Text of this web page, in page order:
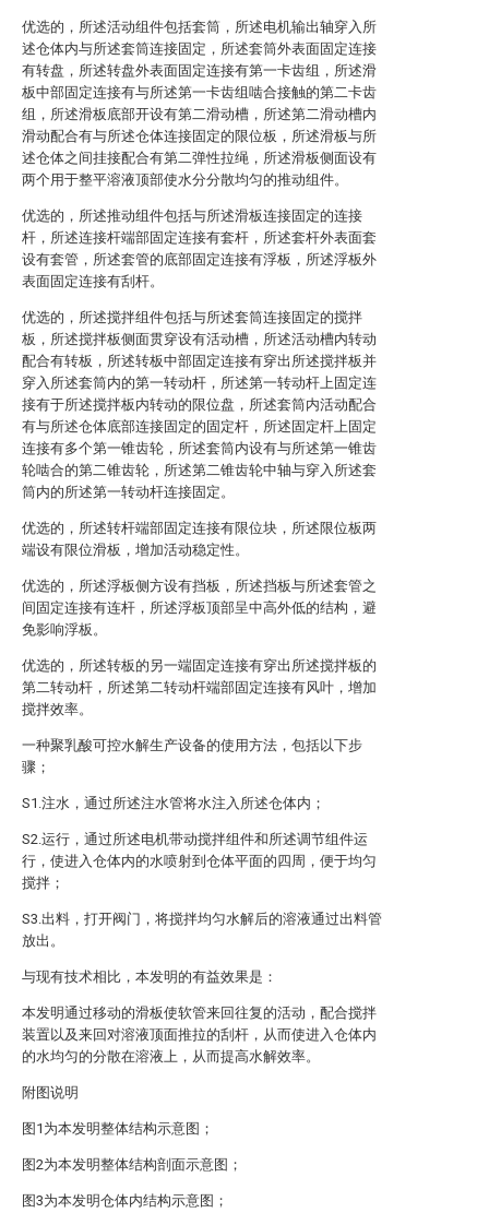
优选的，所述活动组件包括套筒，所述电机输出轴穿入所
述仓体内与所述套筒连接固定，所述套筒外表面固定连接
有转盘，所述转盘外表面固定连接有第一卡齿组，所述滑
板中部固定连接有与所述第一卡齿组啮合接触的第二卡齿
组，所述滑板底部开设有第二滑动槽，所述第二滑动槽内
滑动配合有与所述仓体连接固定的限位板，所述滑板与所
述仓体之间挂接配合有第二弹性拉绳，所述滑板侧面设有
两个用于整平溶液顶部使水分分散均匀的推动组件。
优选的，所述推动组件包括与所述滑板连接固定的连接
杆，所述连接杆端部固定连接有套杆，所述套杆外表面套
设有套管，所述套管的底部固定连接有浮板，所述浮板外
表面固定连接有刮杆。
优选的，所述搅拌组件包括与所述套筒连接固定的搅拌
板，所述搅拌板侧面贯穿设有活动槽，所述活动槽内转动
配合有转板，所述转板中部固定连接有穿出所述搅拌板并
穿入所述套筒内的第一转动杆，所述第一转动杆上固定连
接有于所述搅拌板内转动的限位盘，所述套筒内活动配合
有与所述仓体底部连接固定的固定杆，所述固定杆上固定
连接有多个第一锥齿轮，所述套筒内设有与所述第一锥齿
轮啮合的第二锥齿轮，所述第二锥齿轮中轴与穿入所述套
筒内的所述第一转动杆连接固定。
优选的，所述转杆端部固定连接有限位块，所述限位板两
端设有限位滑板，增加活动稳定性。
优选的，所述浮板侧方设有挡板，所述挡板与所述套管之
间固定连接有连杆，所述浮板顶部呈中高外低的结构，避
免影响浮板。
优选的，所述转板的另一端固定连接有穿出所述搅拌板的
第二转动杆，所述第二转动杆端部固定连接有风叶，增加
搅拌效率。
一种聚乳酸可控水解生产设备的使用方法，包括以下步
骤；
S1.注水，通过所述注水管将水注入所述仓体内；
S2.运行，通过所述电机带动搅拌组件和所述调节组件运
行，使进入仓体内的水喷射到仓体平面的四周，便于均匀
搅拌；
S3.出料，打开阀门，将搅拌均匀水解后的溶液通过出料管
放出。
与现有技术相比，本发明的有益效果是：
本发明通过移动的滑板使软管来回往复的活动，配合搅拌
装置以及来回对溶液顶面推拉的刮杆，从而使进入仓体内
的水均匀的分散在溶液上，从而提高水解效率。
附图说明
图1为本发明整体结构示意图；
图2为本发明整体结构剖面示意图；
图3为本发明仓体内结构示意图；